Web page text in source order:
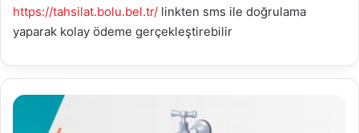
https://tahsilat.bolu.bel.tr/ linkten sms ile doğrulama
yaparak kolay ödeme gerçekleştirebilir
30.10.2024